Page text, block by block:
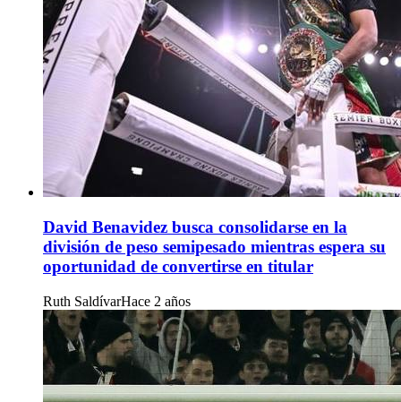
David Benavidez busca consolidarse en la
división de peso semipesado mientras espera su
oportunidad de convertirse en titular
Ruth SaldívarHace 2 años